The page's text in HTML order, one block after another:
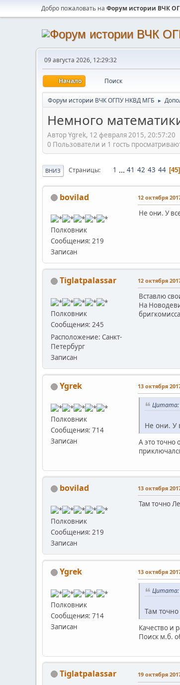
Добро пожаловать на Форум истории ВЧК
09 августа 2026, 12:29:32
Начало Поиск
Форум истории ВЧК ОГПУ НКВД МГБ ►
Немного
Автор Ygrek, 12 февраля 2015, 20:57:20
0 Пользователи и 1 гость
ВНИЗ Страницы 1 ... 41 42 43 44 45
bovilad
Полковник
Сообщения: 219
Записан
12 октября
Не они. У
Tiglatpalassar
Полковник
Сообщения: 245
Расположение: Санкт-
Петербург
Записан
12 октября
Вставлю
На
Ygrek
Полковник
Сообщения: 714
Записан
13 октября
Цитата:
Не они. У
А это точно
bovilad
Полковник
Сообщения: 219
Записан
13 октября
Там точно
Ygrek
Полковник
Сообщения: 714
Записан
13 октября
Цитата:
Там
Качество и
Поиск м.б.
Tiglatpalassar 19 октября